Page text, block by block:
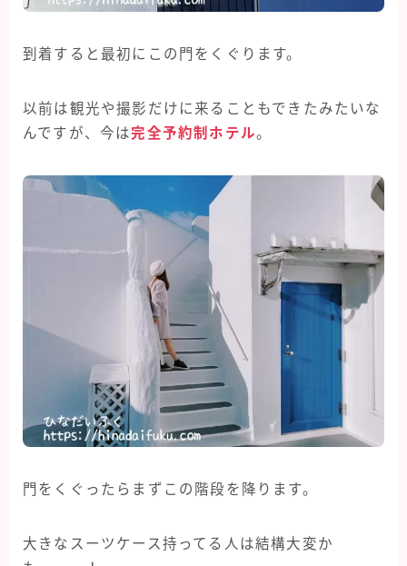
到着すると最初にこの門をくぐります。
以前は観光や撮影だけに来ることもできたみたいな
んですが、今は完全予約制ホテル。
門をくぐったらまずこの階段を降ります。
大きなスーツケース持ってる人は結構大変か